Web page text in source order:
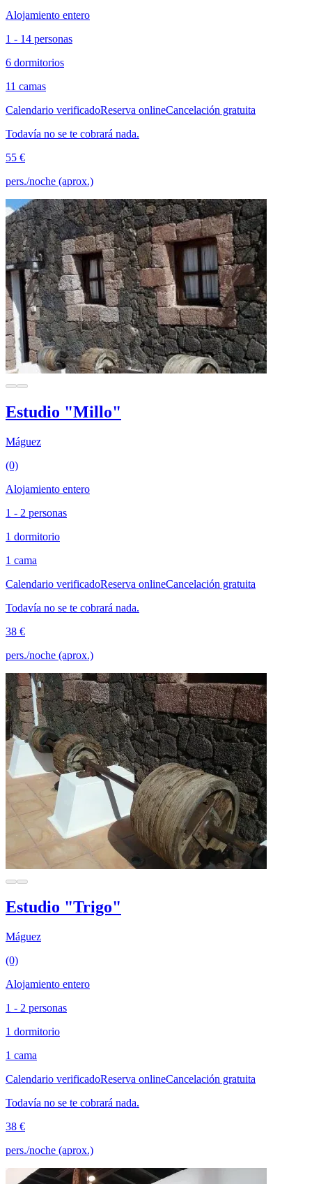
Alojamiento entero
1 - 14 personas
6 dormitorios
11 camas
Calendario verificadoReserva onlineCancelación gratuita
Todavía no se te cobrará nada.
55 €
pers./noche (aprox.)
Estudio "Millo"
Máguez
(0)
Alojamiento entero
1 - 2 personas
1 dormitorio
1 cama
Calendario verificadoReserva onlineCancelación gratuita
Todavía no se te cobrará nada.
38 €
pers./noche (aprox.)
Estudio "Trigo"
Máguez
(0)
Alojamiento entero
1 - 2 personas
1 dormitorio
1 cama
Calendario verificadoReserva onlineCancelación gratuita
Todavía no se te cobrará nada.
38 €
pers./noche (aprox.)